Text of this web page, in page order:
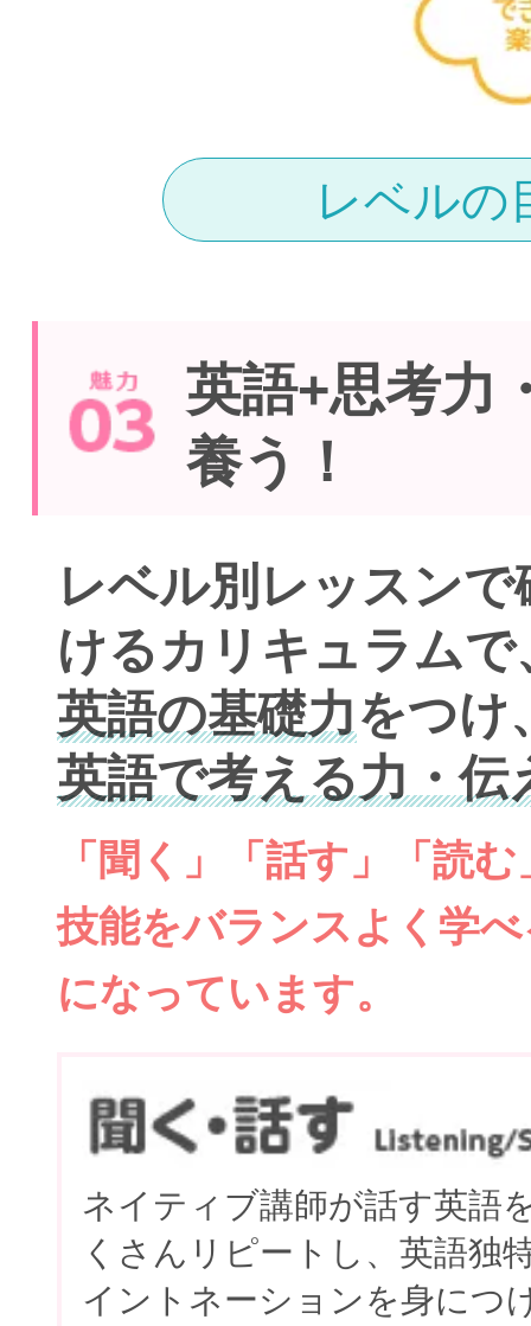
レベルの
英語+思考力
養う！
レベル別レッスン
けるカリキュラムで
英語の基礎力をつけ
英語で考える力・伝
「聞く」「話す」「読
技能をバランスよく学
になっています。
ネイティブ講師が話す英語
くさんリピートし、英語独
イントネーションを身につ